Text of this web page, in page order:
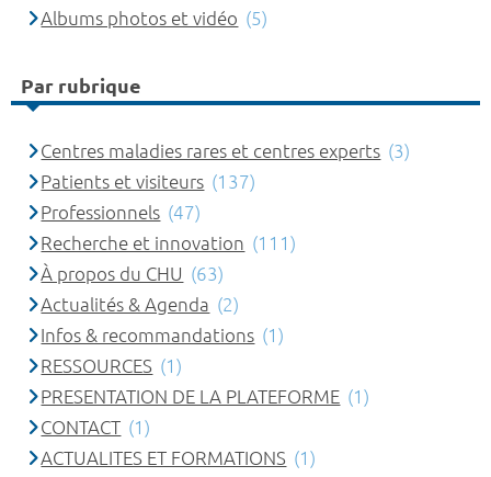
Albums photos et vidéo (5)
Par rubrique
Centres maladies rares et centres experts (3)
Patients et visiteurs (137)
Professionnels (47)
Recherche et innovation (111)
À propos du CHU (63)
Actualités & Agenda (2)
Infos & recommandations (1)
RESSOURCES (1)
PRESENTATION DE LA PLATEFORME (1)
CONTACT (1)
ACTUALITES ET FORMATIONS (1)